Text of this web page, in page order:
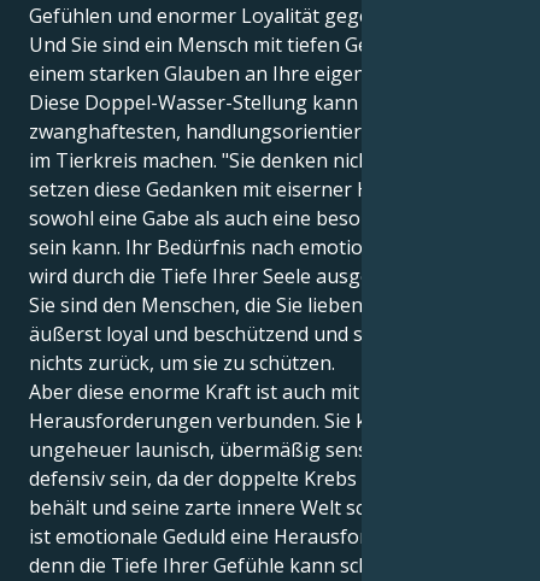
Gefühlen und enormer Loyalität gegenüber anderen.
Und Sie sind ein Mensch mit tiefen Gefühlen und
einem starken Glauben an Ihre eigene Vision.
Diese Doppel-Wasser-Stellung kann Sie zu einem der
zwanghaftesten, handlungsorientierten Menschen
im Tierkreis machen. "Sie denken nicht nur, Sie
setzen diese Gedanken mit eiserner Hand um, was
sowohl eine Gabe als auch eine besondere Belastung
sein kann. Ihr Bedürfnis nach emotionaler Sicherheit
wird durch die Tiefe Ihrer Seele ausgeglichen, und
Sie sind den Menschen, die Sie lieben, gegenüber
äußerst loyal und beschützend und schrecken vor
nichts zurück, um sie zu schützen.
Aber diese enorme Kraft ist auch mit
Herausforderungen verbunden. Sie können
ungeheuer launisch, übermäßig sensibel und
defensiv sein, da der doppelte Krebs alles für sich
behält und seine zarte innere Welt schützt. Vielleicht
ist emotionale Geduld eine Herausforderung für Sie,
denn die Tiefe Ihrer Gefühle kann schwer zu